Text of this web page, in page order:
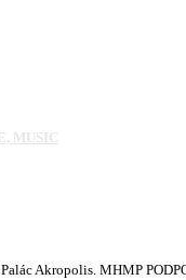
MUSIC
Akropolis. MHMP